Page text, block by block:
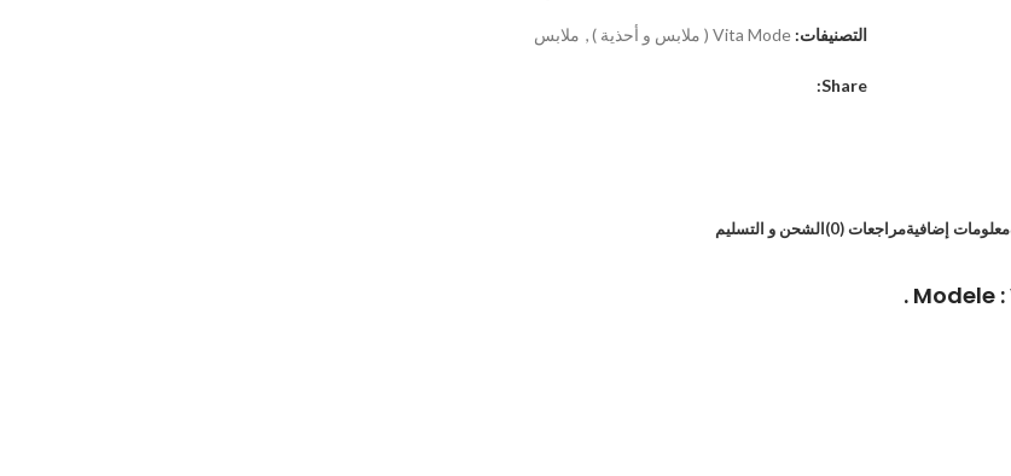
التصنيفات: Vita Mode ( ملابس و أحذية ) , ملابس
Share:
معلومات إضافيةمراجعات (0) الشحن و التسليم
Modele